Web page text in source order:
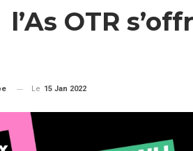
l’As OTR
Le 15 Jan 2022